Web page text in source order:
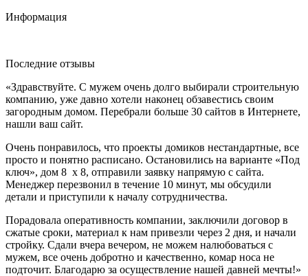
Информация
Последние отзывы
«Здравствуйте. С мужем очень долго выбирали строительную
компанию, уже давно хотели наконец обзавестись своим
загородным домом. Перебрали больше 30 сайтов в Интернете,
нашли ваш сайт.
Очень понравилось, что проекты домиков нестандартные, все
просто и понятно расписано. Остановились на варианте «Под
ключ», дом 8 х 8, отправили заявку напрямую с сайта.
Менеджер перезвонил в течение 10 минут, мы обсудили
детали и приступили к началу сотрудничества.
Порадовала оперативность компании, заключили договор в
сжатые сроки, материал к нам привезли через 2 дня, и начали
стройку. Сдали вчера вечером, не можем налюбоваться с
мужем, все очень добротно и качественно, комар носа не
подточит. Благодарю за осуществление нашей давней мечты!»